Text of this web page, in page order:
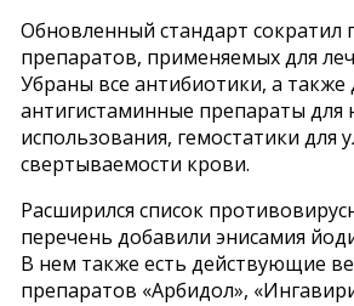
Обновленный стандарт сократил
препаратов, применяемых для
Убраны все антибиотики, а также
антигистаминные препараты для
использования, гемостатики для
свертываемости крови.
Расширился список
перечень добавили энисамия
В нем также есть действующие
препаратов «Арбидол»,